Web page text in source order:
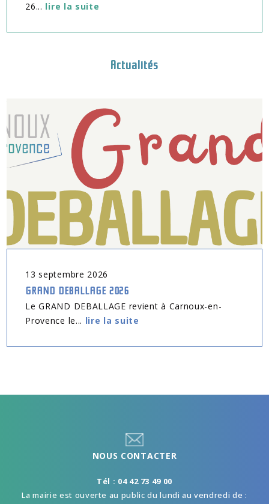
26... lire la suite
Actualités
13 septembre 2026
GRAND DEBALLAGE 2026
Le GRAND DEBALLAGE revient à Carnoux-en-
Provence le... lire la suite
NOUS CONTACTER
Tél : 04 42 73 49 00
La mairie est ouverte au public du lundi au vendredi de :